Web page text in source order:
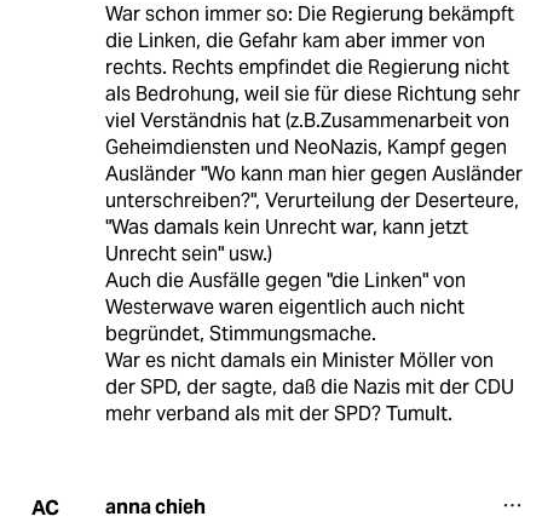
War schon immer so: Die Regierung bekämpft
die Linken, die Gefahr kam aber immer von
rechts. Rechts empfindet die Regierung nicht
als Bedrohung, weil sie für diese Richtung sehr
viel Verständnis hat (z.B.Zusammenarbeit von
Geheimdiensten und NeoNazis, Kampf gegen
Ausländer "Wo kann man hier gegen Ausländer
unterschreiben?", Verurteilung der Deserteure,
"Was damals kein Unrecht war, kann jetzt
Unrecht sein" usw.)
Auch die Ausfälle gegen "die Linken" von
Westerwave waren eigentlich auch nicht
begründet, Stimmungsmache.
War es nicht damals ein Minister Möller von
der SPD, der sagte, daß die Nazis mit der CDU
mehr verband als mit der SPD? Tumult.
AC anna chieh